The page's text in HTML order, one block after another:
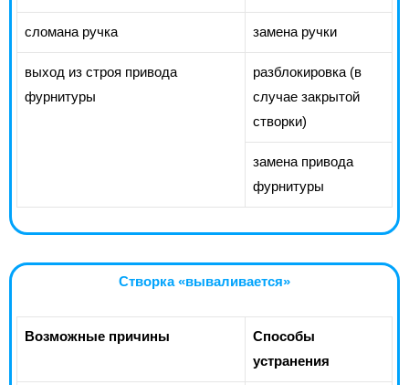
сломана ручка замена ручки
выход из строя привода
фурнитуры
разблокировка (в
случае закрытой
створки)
замена привода
фурнитуры
Створка «вываливается»
Возможные причины
Способы
устранения